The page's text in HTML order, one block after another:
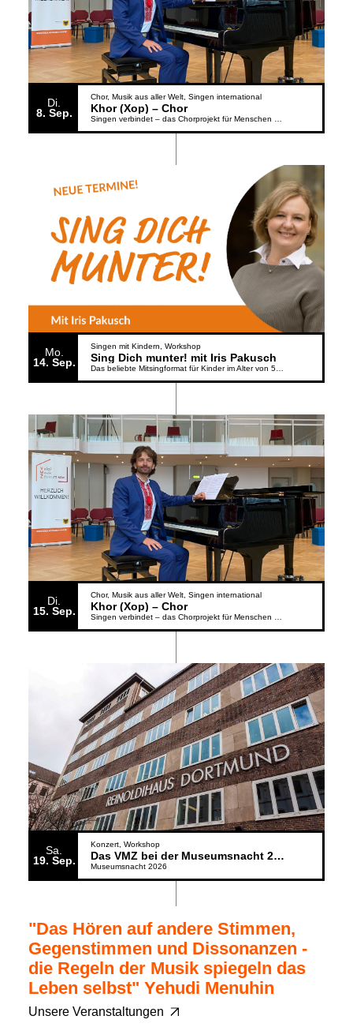
Di.
8 Sep.
Chor Musik aus aller Welt Singen international
Khor (Xop) – Chor
Singen verbindet – das Chorprojekt für Menschen aus der Ukraine
Mo.
14 Sep.
Singen mit Kindern Workshop
Sing Dich munter! mit Iris Pakusch
Das beliebte Mitsingformat für Kinder im Alter von 5 bis 6 Jahren geht weiter
Di.
15 Sep.
Chor Musik aus aller Welt Singen international
Khor (Xop) – Chor
Singen verbindet – das Chorprojekt für Menschen aus der Ukraine
Sa.
19 Sep.
Konzert Workshop
Das VMZ bei der Museumsnacht 2026
Museumsnacht 2026
"Das Hören auf andere Stimmen,
Gegenstimmen und Dissonanzen -
die Regeln der Musik spiegeln das
Leben selbst" Yehudi Menuhin
Unsere Veranstaltungen